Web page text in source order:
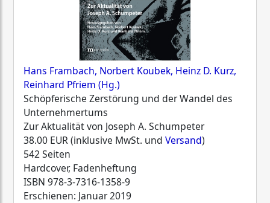
Hans Frambach, Norbert Koubek, Heinz D. Kurz,
Reinhard Pfriem (Hg.)
Schöpferische Zerstörung und der Wandel des
Unternehmertums
Zur Aktualität von Joseph A. Schumpeter
38.00 EUR (inklusive MwSt. und Versand)
542 Seiten
Hardcover, Fadenheftung
ISBN 978-3-7316-1358-9
Erschienen: Januar 2019